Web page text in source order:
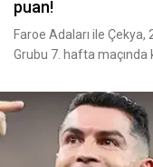
puan!
Faroe Adaları ile
Grubu 7. hafta maçında